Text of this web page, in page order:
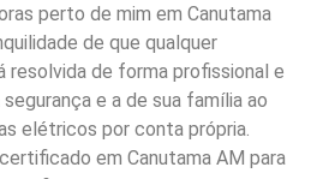
perto de mim em Canutama
de que qualquer
resolvida de forma profissional e
e a de sua família ao
elétricos por conta própria.
em Canutama AM para